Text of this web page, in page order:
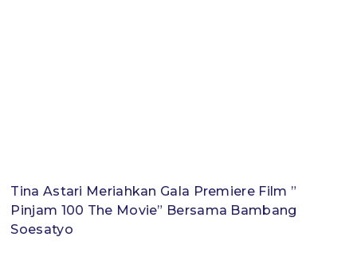
Tina Astari Meriahkan Gala Premiere Film ”
Pinjam 100 The Movie” Bersama Bambang
Soesatyo